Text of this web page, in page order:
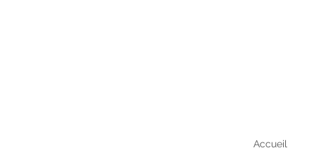
Accueil